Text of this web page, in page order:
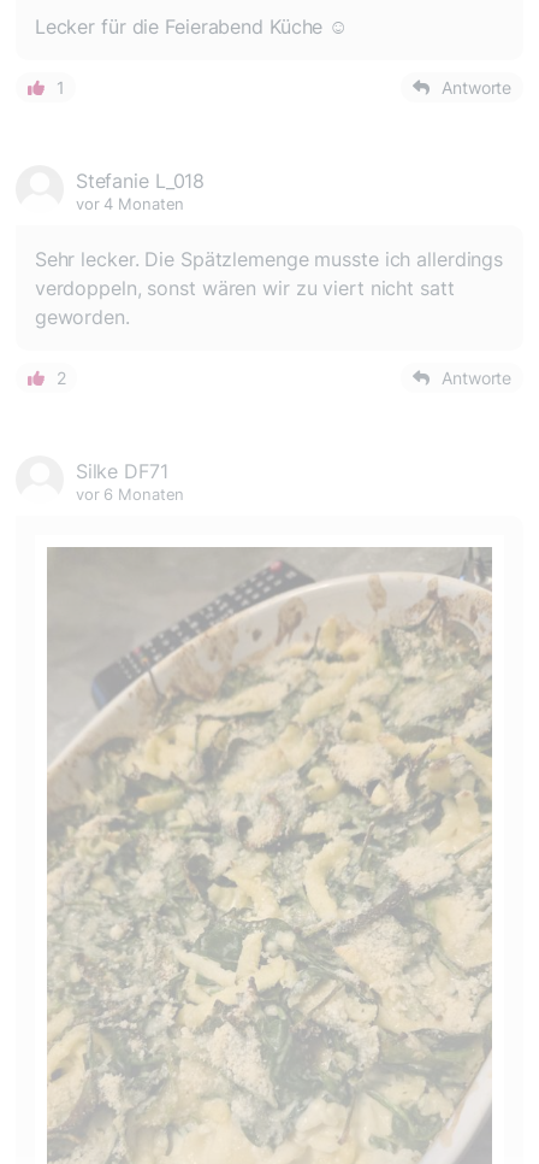
Lecker für die Feierabend Küche ☺️
1 Antworte
Stefanie L_018
vor 4 Monaten
Sehr lecker. Die Spätzlemenge musste ich allerdings
verdoppeln, sonst wären wir zu viert nicht satt
geworden.
2 Antworte
Silke DF71
vor 6 Monaten